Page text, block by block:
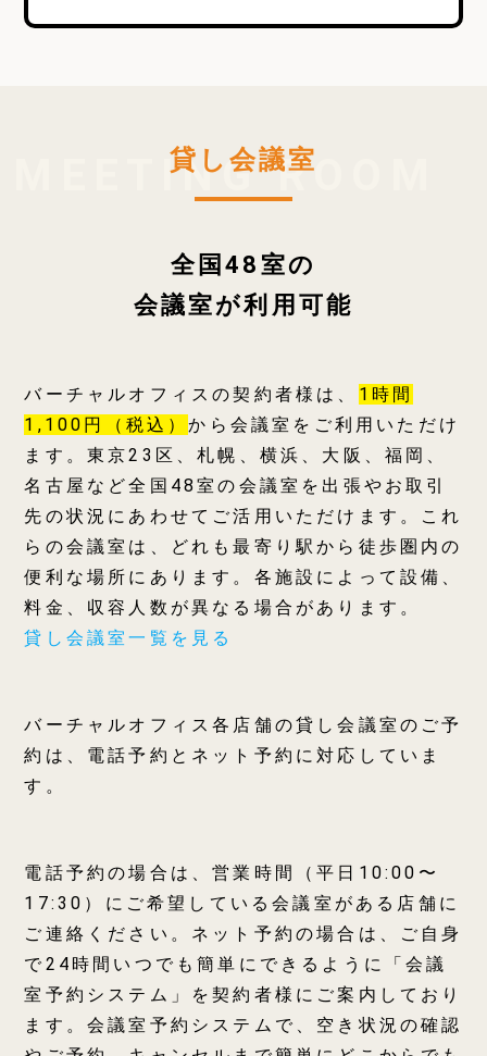
貸し会議室
全国48室の
会議室が利用可能
バーチャルオフィスの契約者様は、 1時間
1,100円（税込）から会議室をご利用いただけ
ます。東京23区、札幌、横浜、大阪、福岡、
名古屋など全国48室の会議室を出張やお取引
先の状況にあわせてご活用いただけます。これ
らの会議室は、どれも最寄り駅から徒歩圏内の
便利な場所にあります。各施設によって設備、
料金、収容人数が異なる場合があります。
貸し会議室一覧を見る
バーチャルオフィス各店舗の貸し会議室のご予
約は、電話予約とネット予約に対応していま
す。
電話予約の場合は、営業時間（平日10:00〜
17:30）にご希望している会議室がある店舗に
ご連絡ください。ネット予約の場合は、ご自身
で24時間いつでも簡単にできるように「会議
室予約システム」を契約者様にご案内しており
ます。会議室予約システムで、空き状況の確認